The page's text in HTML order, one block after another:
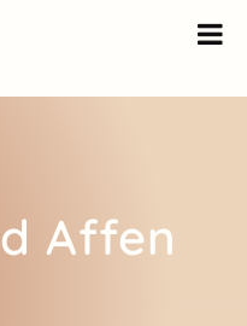
Affen